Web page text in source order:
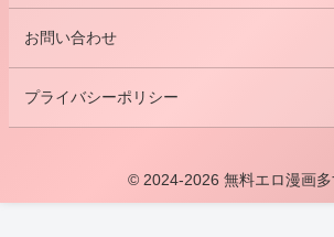
お問い合わせ
プライバシーポリシー
© 2024-2026 無料エロ漫画多